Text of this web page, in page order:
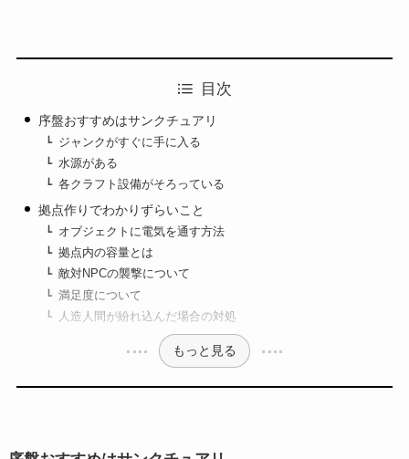
目次
序盤おすすめはサンクチュアリ
ジャンクがすぐに手に入る
水源がある
各クラフト設備がそろっている
拠点作りでわかりずらいこと
オブジェクトに電気を通す方法
拠点内の容量とは
敵対NPCの襲撃について
満足度について
人造人間が紛れ込んだ場合の対処
もっと見る